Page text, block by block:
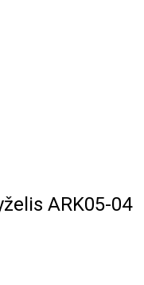
ARK05-04